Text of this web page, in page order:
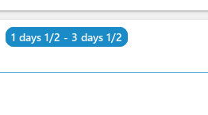
1 days 1/2 - 3 days 1/2